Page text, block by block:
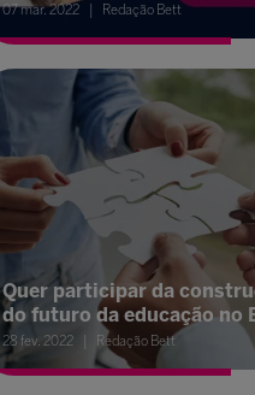
07 mar. 2022 Redação Bett
Quer participar da
do futuro da educação no
28 fev. 2022 Redação Bett